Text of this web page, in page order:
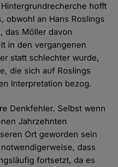
hofft
obwohl an Hans Roslings
das Möller davon
in den vergangenen
statt schlechter wurde,
die sich auf Roslings
Interpretation bezog.
Denkfehler. Selbst wenn
Jahrzehnten
Ort geworden sein
dass
fortsetzt, da es